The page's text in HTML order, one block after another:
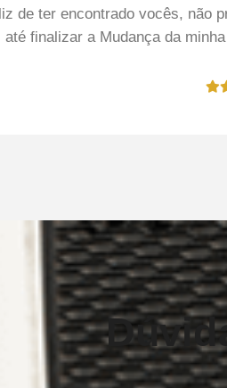
de ter encontrado vocês, não
até finalizar a Mudança da